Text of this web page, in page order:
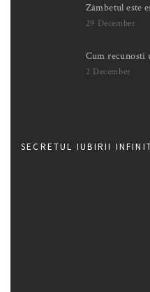
Zâmbetul este
29 December
Cum recunosti
2 December
SECRETUL IUBIRII